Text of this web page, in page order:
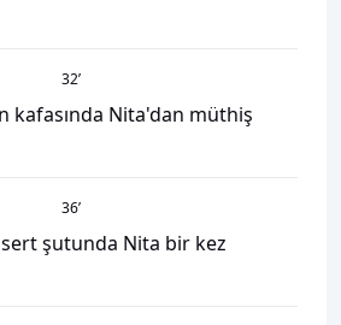
32’
kafasında Nita'dan müthiş
36’
şutunda Nita bir kez